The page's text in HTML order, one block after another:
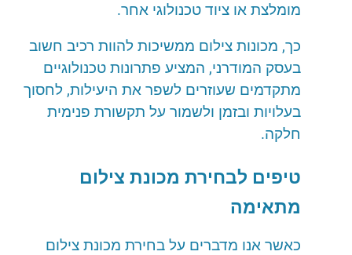
מומלצת או ציוד טכנולוגי אחר.
כך, מכונות צילום ממשיכות להוות רכיב חשוב
בעסק המודרני, המציע פתרונות טכנולוגיים
מתקדמים שעוזרים לשפר את היעילות, לחסוך
בעלויות ובזמן ולשמור על תקשורת פנימית
חלקה.
טיפים לבחירת מכונת צילום
מתאימה
כאשר אנו מדברים על בחירת מכונת צילום